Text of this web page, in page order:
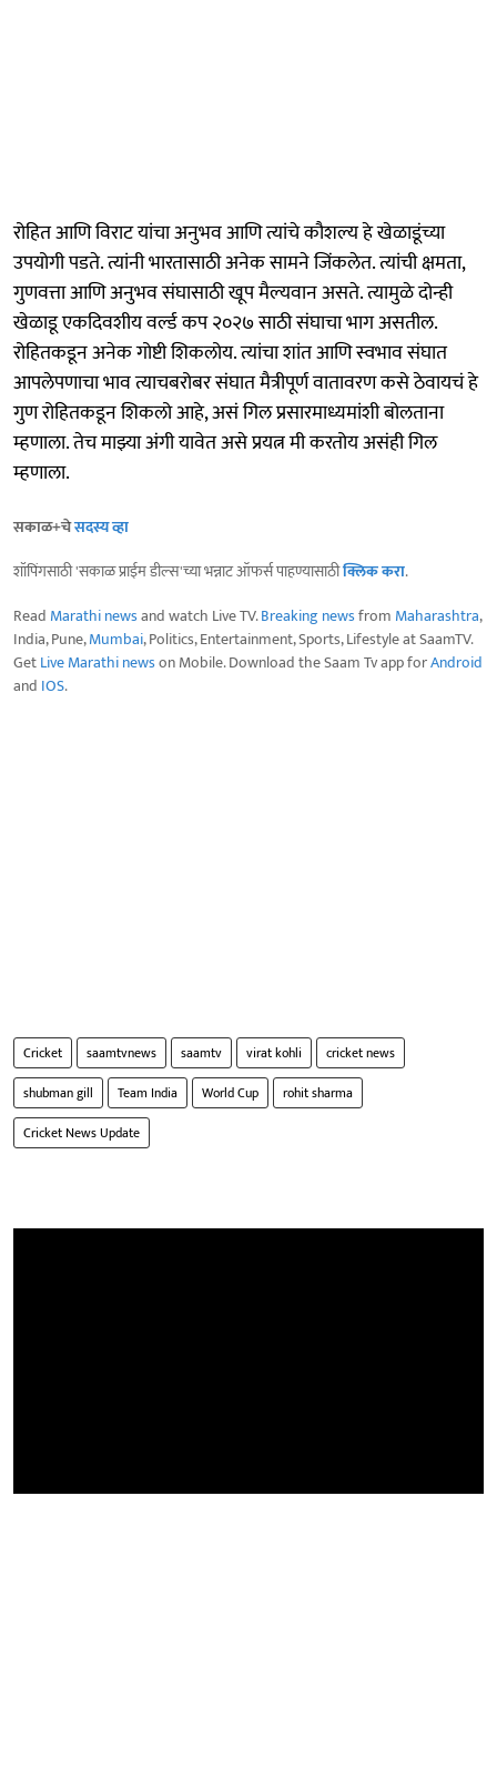
रोहित आणि विराट यांचा अनुभव आणि त्यांचे कौशल्य हे खेळाडूंच्या
उपयोगी पडते. त्यांनी भारतासाठी अनेक सामने जिंकलेत. त्यांची क्षमता,
गुणवत्ता आणि अनुभव संघासाठी खूप मैल्यवान असते. त्यामुळे दोन्ही
खेळाडू एकदिवशीय वर्ल्ड कप २०२७ साठी संघाचा भाग असतील.
रोहितकडून अनेक गोष्टी शिकलोय. त्यांचा शांत आणि स्वभाव संघात
आपलेपणाचा भाव त्याचबरोबर संघात मैत्रीपूर्ण वातावरण कसे ठेवायचं हे
गुण रोहितकडून शिकलो आहे, असं गिल प्रसारमाध्यमांशी बोलताना
म्हणाला. तेच माझ्या अंगी यावेत असे प्रयत्न मी करतोय असंही गिल
म्हणाला.
सकाळ+चेसदस्य व्हा
शॉपिंगसाठी 'सकाळ प्राईम डील्स'च्या भन्नाट ऑफर्स पाहण्यासाठीक्लिक करा.
Read Marathi newsand watch Live TV.Breaking newsfrom Maharashtra,
India, Pune,Mumbai, Politics, Entertainment, Sports, Lifestyle at SaamTV.
GetLive Marathi newson Mobile. Download the Saam Tv app forAndroid
and IOS.
Cricket saamtvnews saamtv virat kohli
cricket news
shubman gill
Team India World Cup
rohit sharma
Cricket News Update